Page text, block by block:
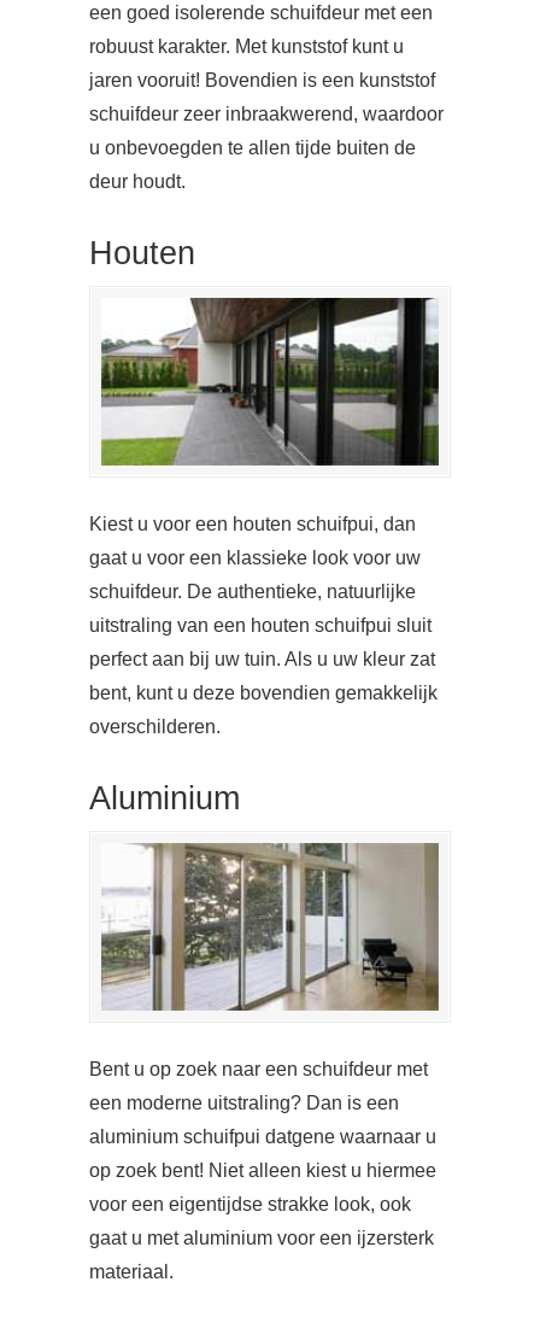
een goed isolerende schuifdeur met een
robuust karakter. Met kunststof kunt u
jaren vooruit! Bovendien is een kunststof
schuifdeur zeer inbraakwerend, waardoor
u onbevoegden te allen tijde buiten de
deur houdt.
Houten
Kiest u voor een houten schuifpui, dan
gaat u voor een klassieke look voor uw
schuifdeur. De authentieke, natuurlijke
uitstraling van een houten schuifpui sluit
perfect aan bij uw tuin. Als u uw kleur zat
bent, kunt u deze bovendien gemakkelijk
overschilderen.
Aluminium
Bent u op zoek naar een schuifdeur met
een moderne uitstraling? Dan is een
aluminium schuifpui datgene waarnaar u
op zoek bent! Niet alleen kiest u hiermee
voor een eigentijdse strakke look, ook
gaat u met aluminium voor een ijzersterk
materiaal.